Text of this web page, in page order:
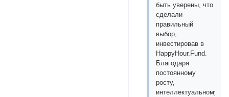
быть уверены, что
сделали
правильный
выбор,
инвестировав в
HappyHour.Fund.
Благодаря
постоянному
росту,
интеллектуальному